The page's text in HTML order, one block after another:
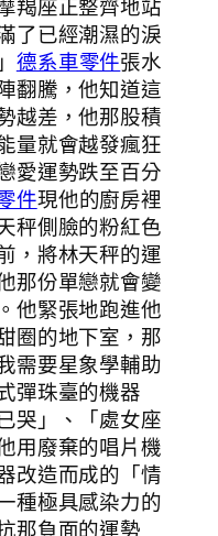
羯座正整齊地站
了已經潮濕的淚
德系車零件張水
翻騰，他知道這
越差，他那股積
量就會越發瘋狂
愛運勢跌至百分
件現他的廚房裡
秤側臉的粉紅色
，將林天秤的運
那份單戀就會變
他緊張地跑進他
圈的地下室，那
需要星象學輔助
彈珠臺的機器
哭」、「處女座
用廢棄的唱片機
改造而成的「情
種極具感染力的
那負面的運勢